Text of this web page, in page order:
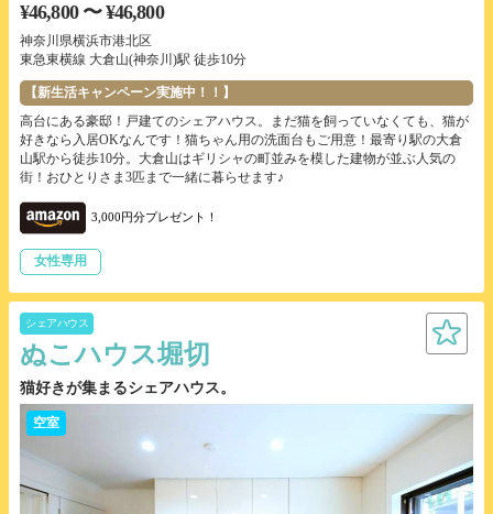
¥46,800 〜 ¥46,800
神奈川県横浜市港北区
東急東横線 大倉山(神奈川)駅 徒歩10分
【新生活キャンペーン実施中！！】
高台にある豪邸！戸建てのシェアハウス。まだ猫を飼っていなくても、猫が
好きなら入居OKなんです！猫ちゃん用の洗面台もご用意！最寄り駅の大倉
山駅から徒歩10分。大倉山はギリシャの町並みを模した建物が並ぶ人気の
街！おひとりさま3匹まで一緒に暮らせます♪
3,000円分プレゼント！
女性専用
シェアハウス
ぬこハウス堀切
猫好きが集まるシェアハウス。
空室